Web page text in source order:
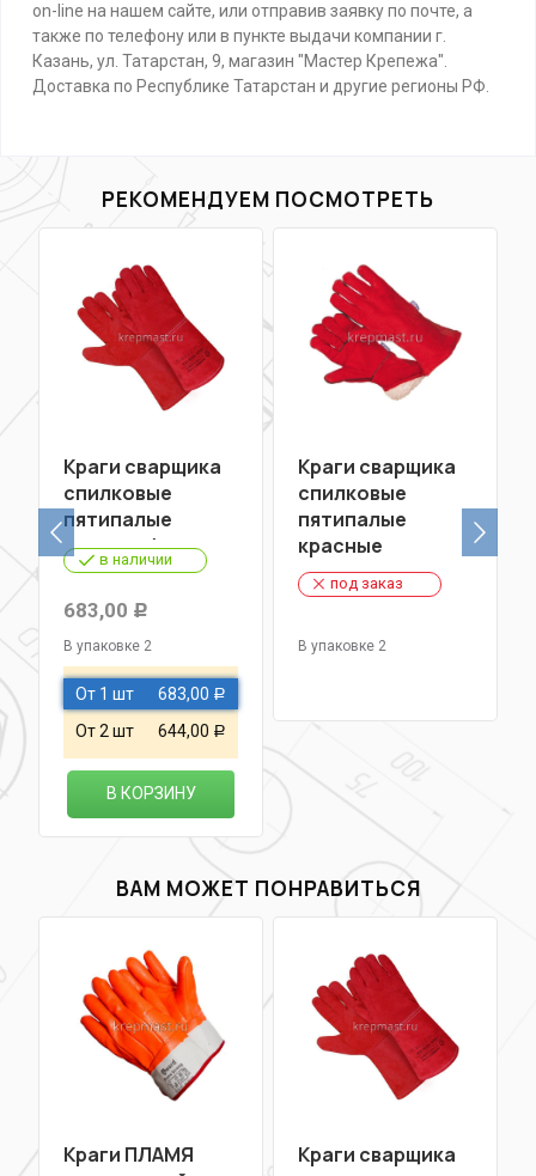
on-line на нашем сайте, или отправив заявку по почте, а
также по телефону или в пункте выдачи компании г.
Казань, ул. Татарстан, 9, магазин "Мастер Крепежа".
Доставка по Республике Татарстан и другие регионы РФ.
РЕКОМЕНДУЕМ ПОСМОТРЕТЬ
Краги сварщика
спилковые
пятипалые
красные/серые
в наличии
683,00 Р
В упаковке 2
От 1 шт 683,00 Р
От 2 шт 644,00 Р
В КОРЗИНУ
Краги сварщика
спилковые
пятипалые
красные
под заказ
В упаковке 2
ВАМ МОЖЕТ ПОНРАВИТЬСЯ
Краги ПЛАМЯ
Краги сварщика